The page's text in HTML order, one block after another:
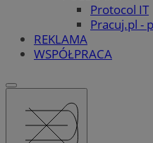
Protocol IT
Pracuj.pl -
REKLAMA
WSPÓŁPRACA